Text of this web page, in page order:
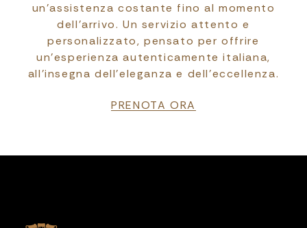
un’assistenza costante fino al momento
dell’arrivo. Un servizio attento e
personalizzato, pensato per offrire
un’esperienza autenticamente italiana,
all’insegna dell’eleganza e dell’eccellenza.
PRENOTA ORA